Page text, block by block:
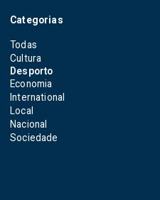
Categorias
Todas
Cultura
Desporto
Economia
International
Local
Nacional
Sociedade